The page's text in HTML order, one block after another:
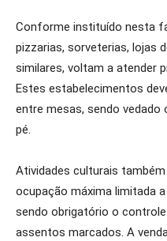
Conforme instituído nesta
pizzarias, sorveterias, lojas
similares, voltam a atender
Estes estabelecimentos
entre mesas, sendo
pé.
Atividades culturais
ocupação máxima limitada
sendo obrigatório o
assentos marcados. A